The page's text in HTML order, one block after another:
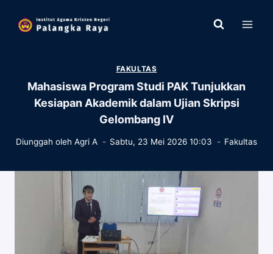
FAKULTAS
Mahasiswa Program Studi PAK Tunjukkan
Kesiapan Akademik dalam Ujian Skripsi
Gelombang IV
Diunggah oleh Agri A Sabtu, 23 Mei 2026 10:03 Fakultas